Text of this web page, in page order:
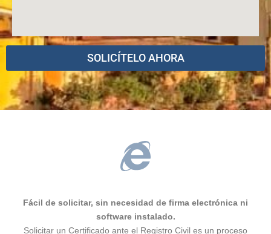
SOLICÍTELO AHORA
Fácil de solicitar, sin necesidad de firma electrónica ni
software instalado.
Solicitar un Certificado ante el Registro Civil es un proceso